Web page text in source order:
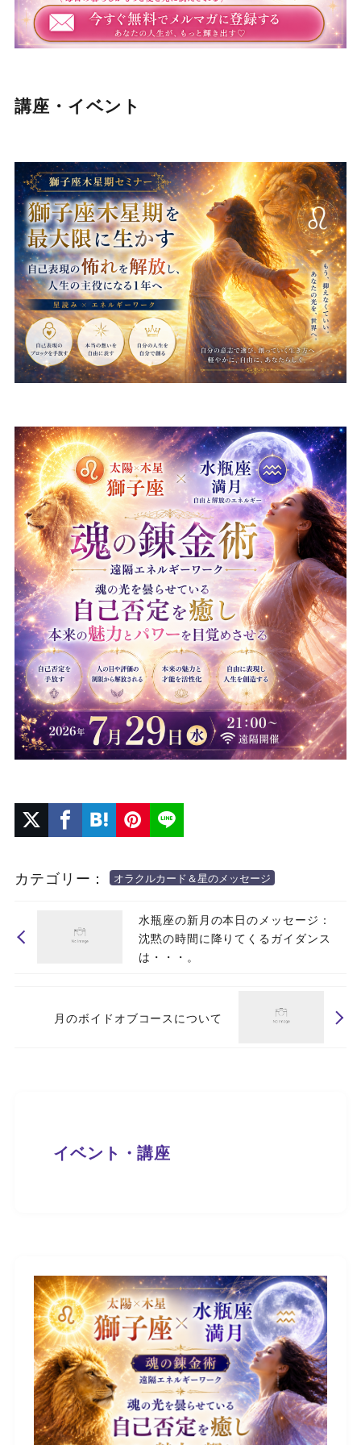
講座・イベント
カテゴリー： オラクルカード＆星のメッセージ
水瓶座の新月の本日のメッセージ：
沈黙の時間に降りてくるガイダンス
は・・・。
月のボイドオブコースについて
イベント・講座